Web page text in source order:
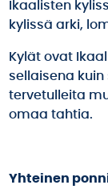
Ikaalisten
kylissä arki,
Kylät ovat
sellaisena
tervetulleita
omaa tahtia.
Yhteinen